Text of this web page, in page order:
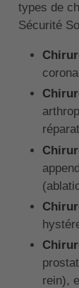
types de
Sécurité
rein),